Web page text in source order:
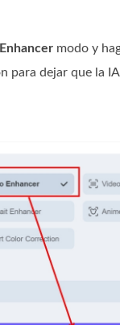
modo y
para dejar que la